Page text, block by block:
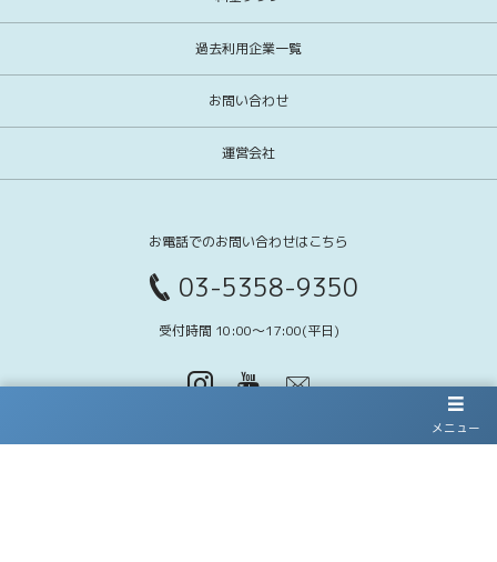
メニュー
過去利用企業一覧
お問い合わせ
運営会社
お電話でのお問い合わせはこちら
03-5358-9350
受付時間 10:00〜17:00(平日)